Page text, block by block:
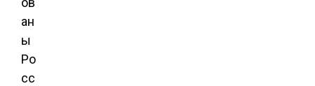
ан
ы
Ро
сс